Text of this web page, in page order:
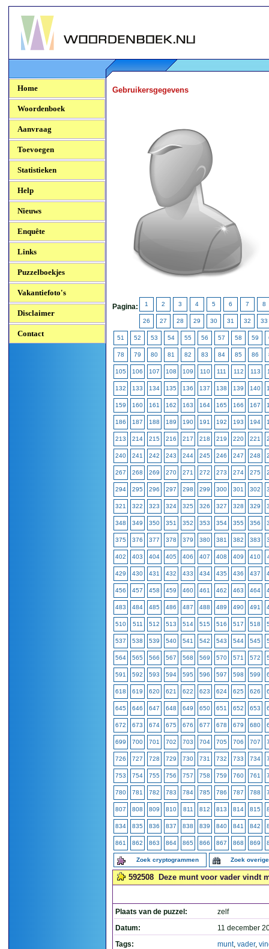
Woordenboek.NU
Home
Woordenboek
Aanvraag
Toevoegen
Statistieken
Help
Nieuws
Enquête
Links
Puzzelboekjes
Vakantiefoto's
Disclaimer
Contact
Gebruikersgegevens
Pagina: 1 2 3 4 5 6 7 8
26 27 28 29 30 31 32 33
51 52 53 54 55 56 57 58 59
78 79 80 81 82 83 84 85 86
105 106 107 108 109 110 111 112 113
132 133 134 135 136 137 138 139 140
159 160 161 162 163 164 165 166 167
186 187 188 189 190 191 192 193 194
213 214 215 216 217 218 219 220 221
240 241 242 243 244 245 246 247 248
267 268 269 270 271 272 273 274 275
294 295 296 297 298 299 300 301 302
321 322 323 324 325 326 327 328 329
348 349 350 351 352 353 354 355 356
375 376 377 378 379 380 381 382 383
402 403 404 405 406 407 408 409 410
429 430 431 432 433 434 435 436 437
456 457 458 459 460 461 462 463 464
483 484 485 486 487 488 489 490 491
510 511 512 513 514 515 516 517 518
537 538 539 540 541 542 543 544 545
564 565 566 567 568 569 570 571 572
591 592 593 594 595 596 597 598 599
618 619 620 621 622 623 624 625 626
645 646 647 648 649 650 651 652 653
672 673 674 675 676 677 678 679 680
699 700 701 702 703 704 705 706 707
726 727 728 729 730 731 732 733 734
753 754 755 756 757 758 759 760 761
780 781 782 783 784 785 786 787 788
807 808 809 810 811 812 813 814 815
834 835 836 837 838 839 840 841 842
861 862 863 864 865 866 867 868 869
Zoek cryptogrammen Zoek
592508 Deze munt voor vader vindt
Plaats van de puzzel:
zelf
Datum:
11 december
Tags:
munt, vader,